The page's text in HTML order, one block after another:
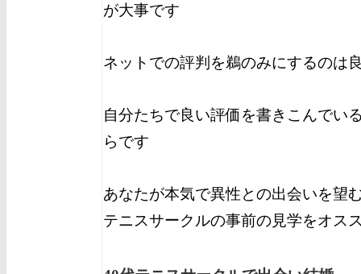
が大事です
ネットでの評判を鵜のみにするのは
自分たちで良い評価を書きこんでい
らです
あなたが本気で異性との出会いを望
テニスサークルの事前の見学をオス